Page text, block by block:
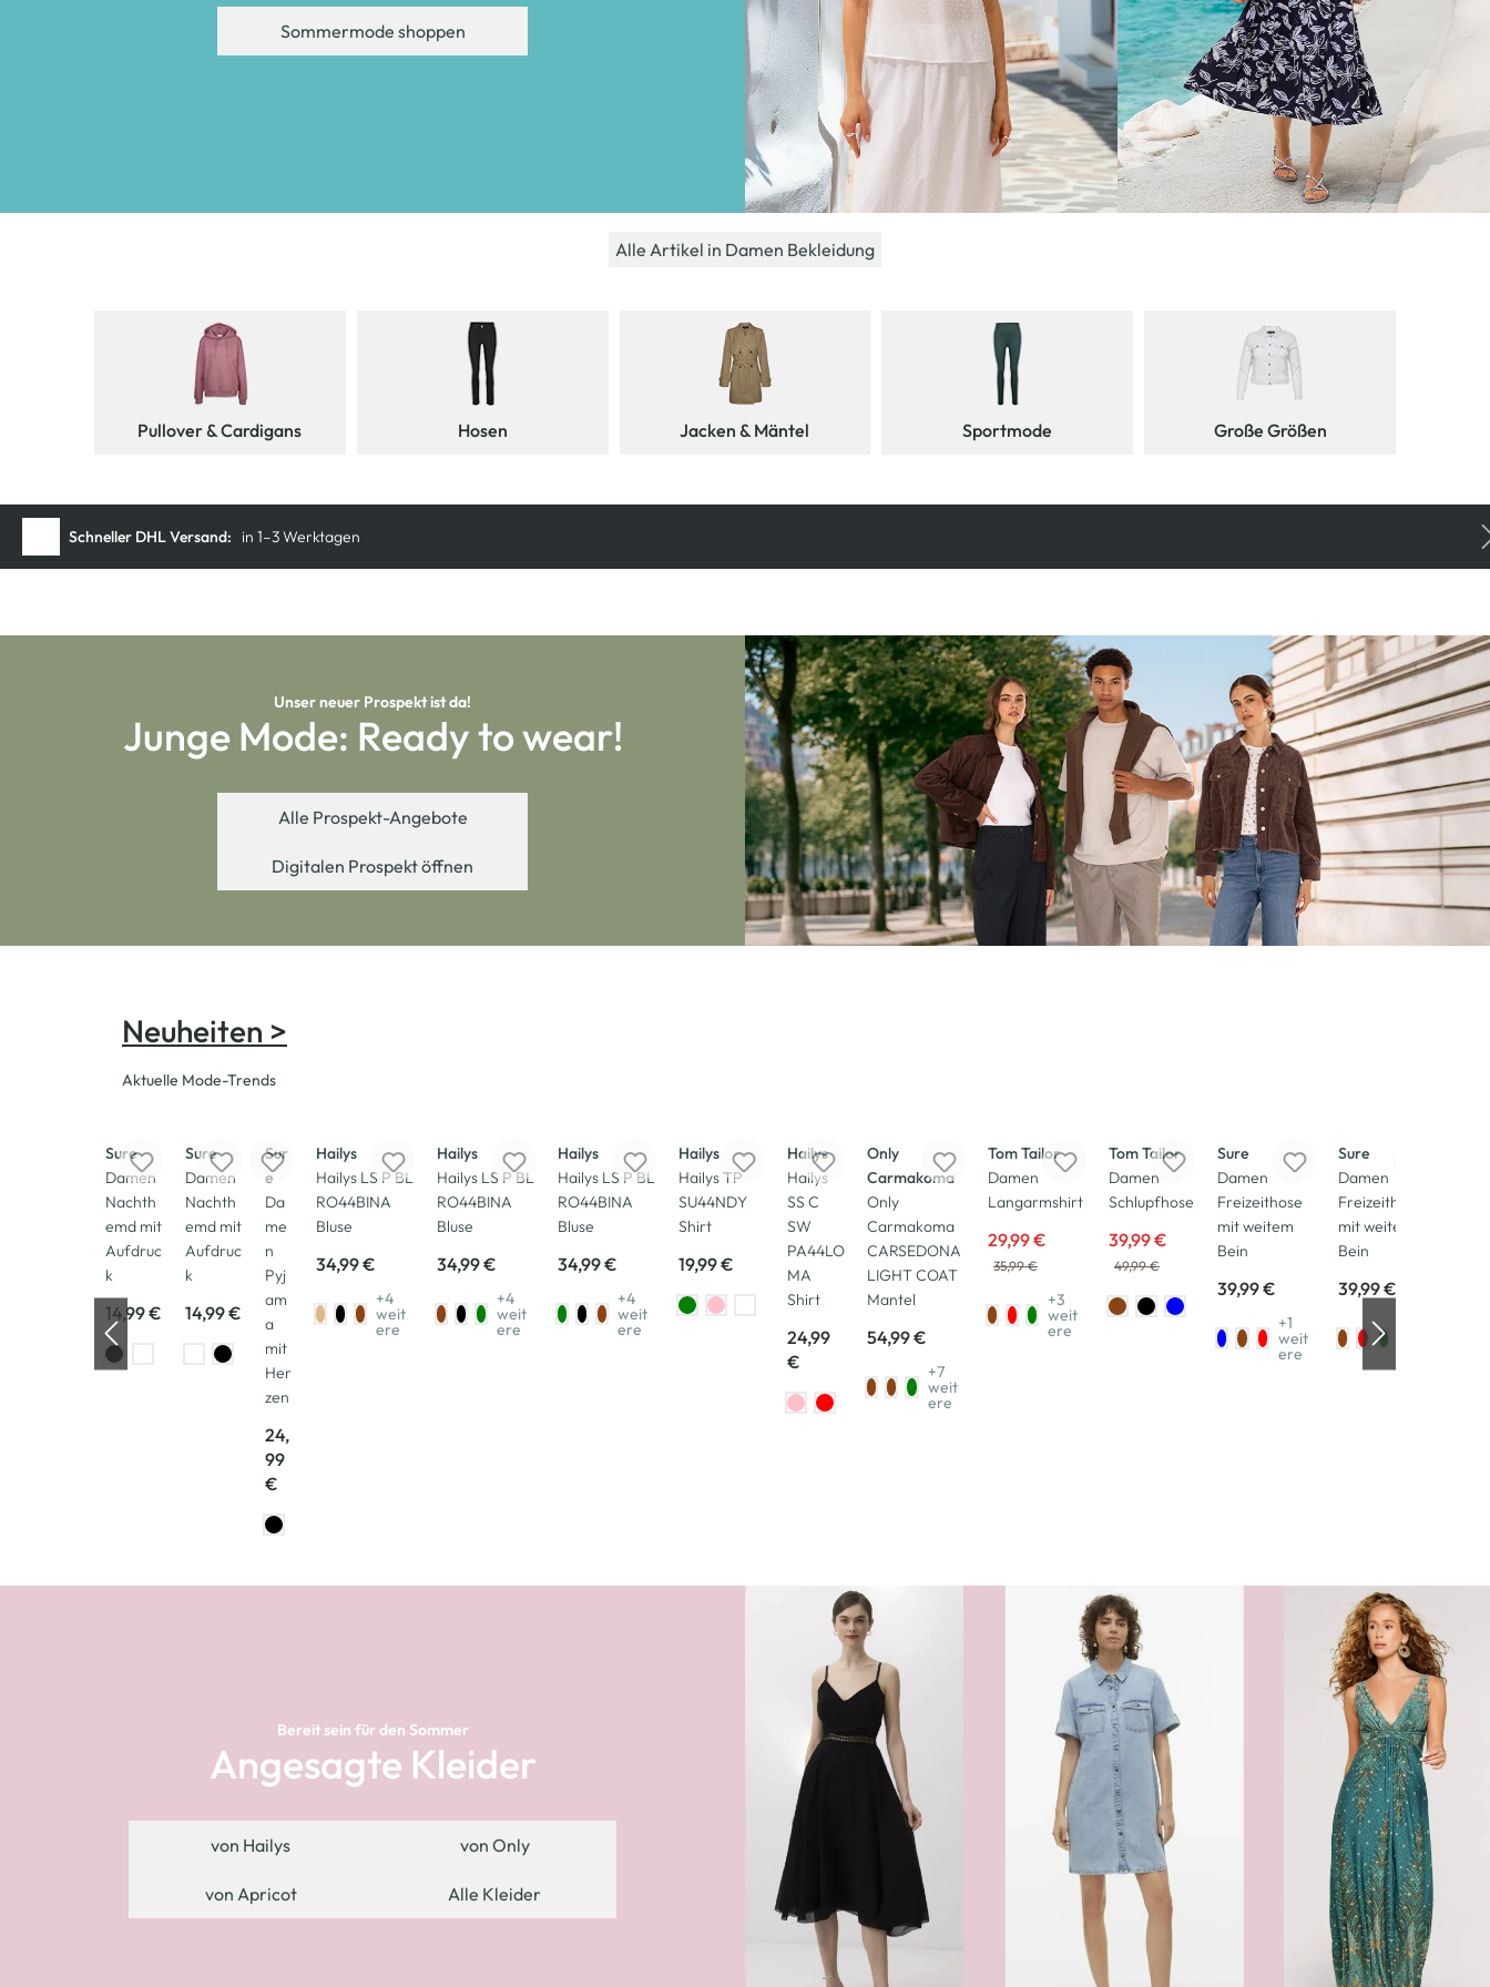
Sommermode shoppen
Alle Artikel in Damen Bekleidung
Pullover & Cardigans Hosen Jacken & Mäntel Sportmode Große Größen
Unser neuer Prospekt ist da!
Junge Mode: Ready to wear!
Alle Prospekt-Angebote
Digitalen Prospekt öffnen
Neuheiten >
Aktuelle Mode-Trends
Sure
Damen
Nachth
emd mit
Aufdruc
k
14,99 €
Sure
Damen
Nachth
emd mit
Aufdruc
k
14,99 €
Sur
e
Da
me
n
Pyj
am
a
mit
Her
zen
24,
99
€
Hailys
Hailys LS P BL
RO44BINA
Bluse
34,99 €
+4
weit
ere
Hailys
Hailys LS P BL
RO44BINA
Bluse
34,99 €
+4
weit
ere
Hailys
Hailys LS P BL
RO44BINA
Bluse
34,99 €
+4
weit
ere
Hailys
Hailys TP
SU44NDY
Shirt
19,99 €
Hailys
Hailys
SS C
SW
PA44LO
MA
Shirt
24,99
€
Only
Carmakoma
Only
Carmakoma
CARSEDONA
LIGHT COAT
Mantel
54,99 €
+7
weit
ere
Tom Tailor
Damen
Langarmshirt
29,99 €
35,99 €
+3
weit
ere
Tom Tailor
Damen
Schlupfhose
39,99 €
49,99 €
Sure
Damen
Freizeithose
mit weitem
Bein
39,99 €
+1
weit
ere
Sure
Damen
Freizeithose
mit weitem
Bein
39,99 €
Bereit sein für den Sommer
Angesagte Kleider
von Hailys von Only
von Apricot Alle Kleider